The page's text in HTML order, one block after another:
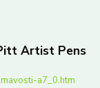
Artist Pens
a7_0.htm